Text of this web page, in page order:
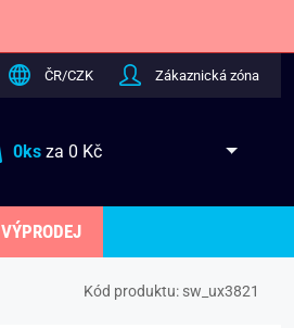
ČR/CZK Zákaznická zóna
0ksza 0 Kč
VÝPRODEJ
Kód produktu: sw_ux3821